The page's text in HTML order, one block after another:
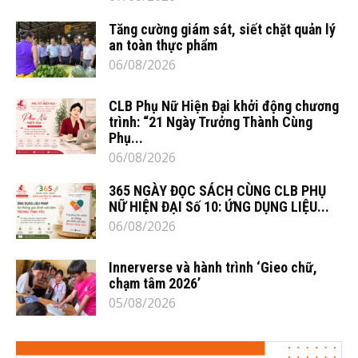
Tăng cường giám sát, siết chặt quản lý
an toàn thực phẩm
06/08/2026
CLB Phụ Nữ Hiện Đại khởi động chương
trình: “21 Ngày Trưởng Thành Cùng
Phụ...
06/08/2026
365 NGÀY ĐỌC SÁCH CÙNG CLB PHỤ
NỮ HIỆN ĐẠI Số 10: ỨNG DỤNG LIỆU...
06/08/2026
Innerverse và hành trình ‘Gieo chữ,
chạm tâm 2026’
05/08/2026